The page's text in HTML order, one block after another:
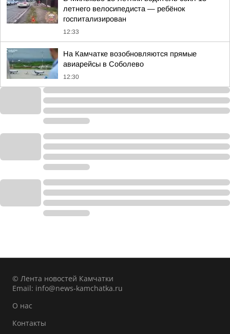
летнего велосипедиста — ребёнок
госпитализирован
12:33
На Камчатке возобновляются прямые
авиарейсы в Соболево
12:30
© Лента новостей Камчатки
Email: info@news-kamchatka.ru
О нас
Контакты